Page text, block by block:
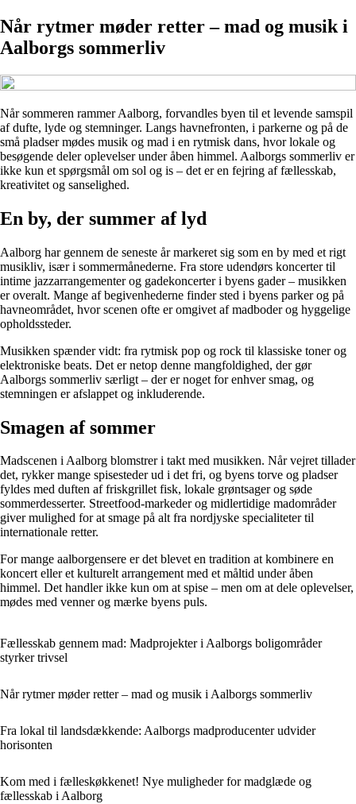
Når rytmer møder retter – mad og musik i
Aalborgs sommerliv
Når sommeren rammer Aalborg, forvandles byen til et levende samspil
af dufte, lyde og stemninger. Langs havnefronten, i parkerne og på de
små pladser mødes musik og mad i en rytmisk dans, hvor lokale og
besøgende deler oplevelser under åben himmel. Aalborgs sommerliv er
ikke kun et spørgsmål om sol og is – det er en fejring af fællesskab,
kreativitet og sanselighed.
En by, der summer af lyd
Aalborg har gennem de seneste år markeret sig som en by med et rigt
musikliv, især i sommermånederne. Fra store udendørs koncerter til
intime jazzarrangementer og gadekoncerter i byens gader – musikken
er overalt. Mange af begivenhederne finder sted i byens parker og på
havneområdet, hvor scenen ofte er omgivet af madboder og hyggelige
opholdssteder.
Musikken spænder vidt: fra rytmisk pop og rock til klassiske toner og
elektroniske beats. Det er netop denne mangfoldighed, der gør
Aalborgs sommerliv særligt – der er noget for enhver smag, og
stemningen er afslappet og inkluderende.
Smagen af sommer
Madscenen i Aalborg blomstrer i takt med musikken. Når vejret tillader
det, rykker mange spisesteder ud i det fri, og byens torve og pladser
fyldes med duften af friskgrillet fisk, lokale grøntsager og søde
sommerdesserter. Streetfood-markeder og midlertidige madområder
giver mulighed for at smage på alt fra nordjyske specialiteter til
internationale retter.
For mange aalborgensere er det blevet en tradition at kombinere en
koncert eller et kulturelt arrangement med et måltid under åben
himmel. Det handler ikke kun om at spise – men om at dele oplevelser,
mødes med venner og mærke byens puls.
Fællesskab gennem mad: Madprojekter i Aalborgs boligområder
styrker trivsel
Når rytmer møder retter – mad og musik i Aalborgs sommerliv
Fra lokal til landsdækkende: Aalborgs madproducenter udvider
horisonten
Kom med i fælleskøkkenet! Nye muligheder for madglæde og
fællesskab i Aalborg